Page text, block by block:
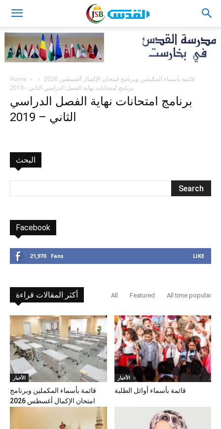
Home
قائمة بأسماء المكملين وبرنامج امتحان الإكمال أغسطس 2026
برنامج امتحانات نهاية الفصل الدراسي الثاني - 2019
برنامج امتحانات نهاية الفصل الدراسي
الثاني – 2019
البحث
Facebook
21,970 Fans LIKE
أكثر المقالات قراءة All Featured All time popular
الأخبار
قائمة بأسماء المكملين وبرنامج
امتحان الإكمال أغسطس 2026
الأخبار
قائمة بأسماء أوائل الطلبة